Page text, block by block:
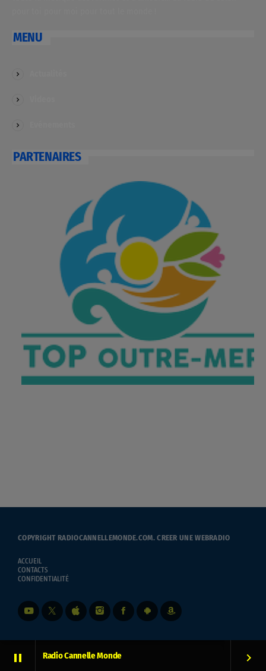
pause Radio Cannelle Monde keyboard_arrow_right
MENU
PARTENAIRES
COPYRIGHT RADIOCANNELLEMONDE.COM.CREER UNE WEBRADIO
ACCUEIL
CONTACTS
CONFIDENTIALITÉ